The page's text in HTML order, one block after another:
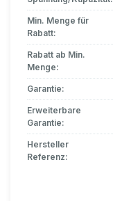
Min. Menge für
Rabatt:
Rabatt ab Min.
Menge:
Garantie:
Erweiterbare
Garantie:
Hersteller
Referenz: